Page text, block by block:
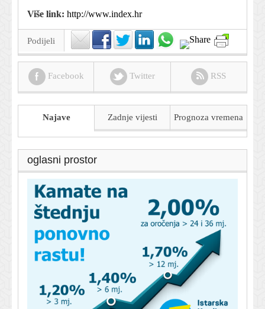
Više link: http://www.index.hr
Podijeli
Facebook Twitter RSS
Najave Zadnje vijesti Prognoza vremena
oglasni prostor